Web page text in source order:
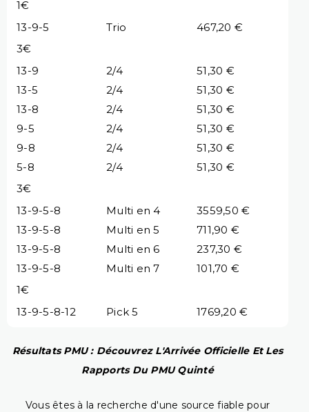
1€
13-9-5
Trio
467,20 €
3€
13-9
2/4
51,30 €
13-5
2/4
51,30 €
13-8
2/4
51,30 €
9-5
2/4
51,30 €
9-8
2/4
51,30 €
5-8
2/4
51,30 €
3€
13-9-5-8
Multi en 4
3559,50 €
13-9-5-8
Multi en 5
711,90 €
13-9-5-8
Multi en 6
237,30 €
13-9-5-8
Multi en 7
101,70 €
1€
13-9-5-8-12
Pick 5 1769,20 €
Résultats PMU : Découvrez L'Arrivée Officielle Et Les
Rapports Du PMU Quinté
Vous êtes à la recherche d'une source fiable pour